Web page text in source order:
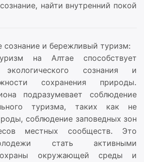
найти внутренний покой
сознание и бережливый туризм:
на Алтае способствует
экологического сознания и
сохранения природы.
подразумевает соблюдение
туризма, таких как не
соблюдение заповедных зон
местных сообществ. Это
стать активными
охраны окружающей среды и